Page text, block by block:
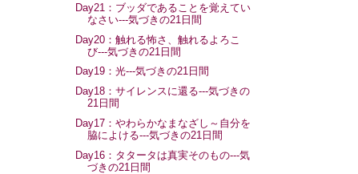
Day21：ブッダであることを覚えてい
なさい---気づきの21日間
Day20：触れる怖さ、触れるよろこ
び---気づきの21日間
Day19：光---気づきの21日間
Day18：サイレンスに還る---気づきの
21日間
Day17：やわらかなまなざし～自分を
脇によける---気づきの21日間
Day16：タタータは真実そのもの---気
づきの21日間